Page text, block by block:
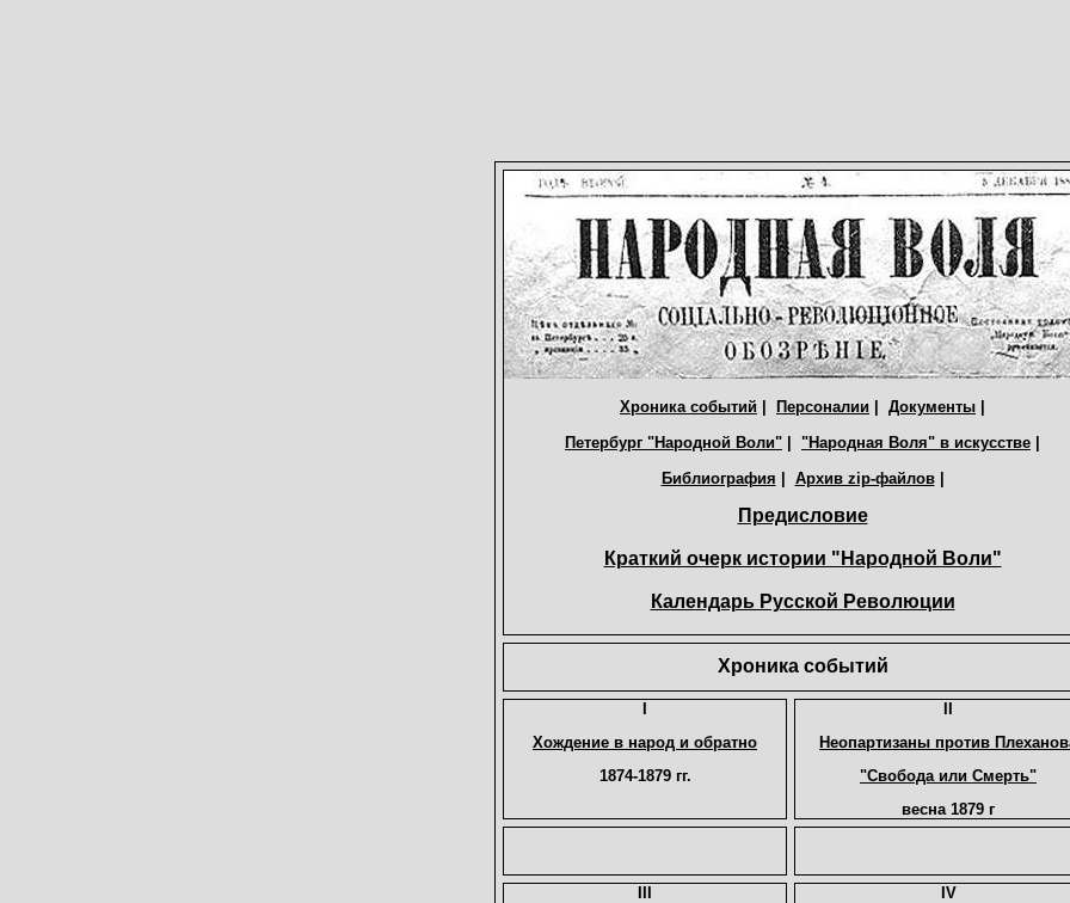
Хроника событий Персоналии Документы
Петербург "Народной Воли"
"Народная Воля" в искусстве
Библиография
Архив zip-файлов|
Предисловие
Краткий очерк истории "Народной Воли"
Календарь Русской Революции
Хроника событий
Хождение в народ и обратно
1874-1879 гг.
Неопартизаны против
"Свобода или Смерть"
весна 1879 г
IV